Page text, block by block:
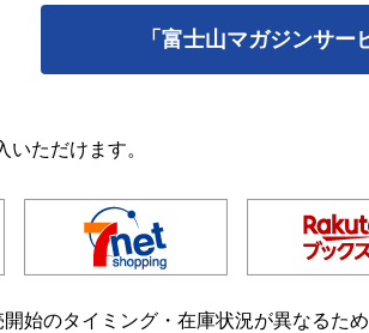
「富士山マガジンサー
ただけます。
始のタイミング・在庫状況が異なるた